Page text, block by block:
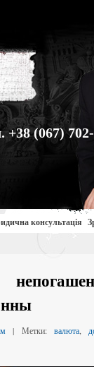
(067) 702-
консультація
| Метки: валюта,